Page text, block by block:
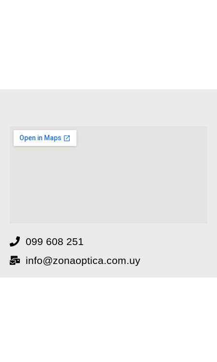
099 608 251
info@zonaoptica.com.uy